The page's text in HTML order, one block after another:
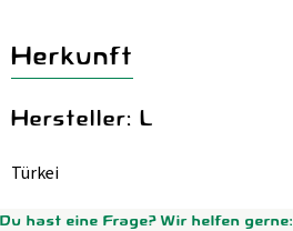
Herkunft
Hersteller: L
Türkei
Du hast eine Frage? Wir helfen gerne: